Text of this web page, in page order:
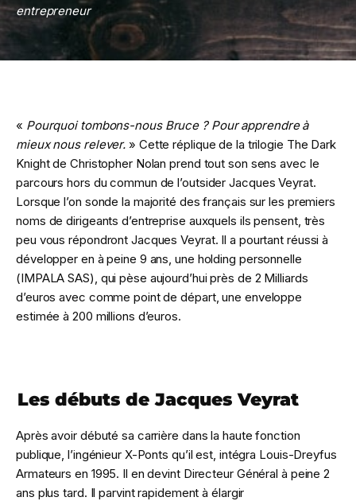
entrepreneur
« Pourquoi tombons-nous Bruce ? Pour apprendre à
mieux nous relever. » Cette réplique de la trilogie The Dark
Knight de Christopher Nolan prend tout son sens avec le
parcours hors du commun de l’outsider Jacques Veyrat.
Lorsque l’on sonde la majorité des français sur les premiers
noms de dirigeants d’entreprise auxquels ils pensent, très
peu vous répondront Jacques Veyrat. Il a pourtant réussi à
développer en à peine 9 ans, une holding personnelle
(IMPALA SAS), qui pèse aujourd’hui près de 2 Milliards
d’euros avec comme point de départ, une enveloppe
estimée à 200 millions d’euros.
Les débuts de Jacques Veyrat
Après avoir débuté sa carrière dans la haute fonction
publique, l’ingénieur X-Ponts qu’il est, intégra Louis-Dreyfus
Armateurs en 1995. Il en devint Directeur Général à peine 2
ans plus tard. Il parvint rapidement à élargir